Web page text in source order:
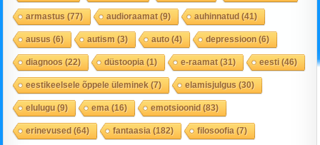
armastus (77) audioraamat(9) auhinnatud(41)
ausus (6) autism (3) auto(4) depressioon(6)
diagnoos (22) düstoopia (1) e-raamat(31) eesti(46)
eestikeelsele õppele üleminek (7) elamisjulgus (30)
elulugu(9) ema (16) emotsioonid(83)
erinevused(64) fantaasia (182) filosoofia (7)